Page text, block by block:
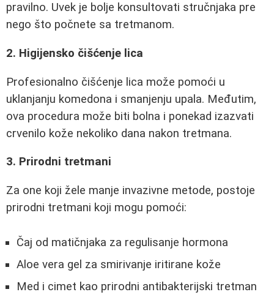
pravilno. Uvek je bolje konsultovati stručnjaka pre
nego što počnete sa tretmanom.
2. Higijensko čišćenje lica
Profesionalno čišćenje lica može pomoći u
uklanjanju komedona i smanjenju upala. Međutim,
ova procedura može biti bolna i ponekad izazvati
crvenilo kože nekoliko dana nakon tretmana.
3. Prirodni tretmani
Za one koji žele manje invazivne metode, postoje
prirodni tretmani koji mogu pomoći:
Čaj od matičnjaka za regulisanje hormona
Aloe vera gel za smirivanje iritirane kože
Med i cimet kao prirodni antibakterijski tretman